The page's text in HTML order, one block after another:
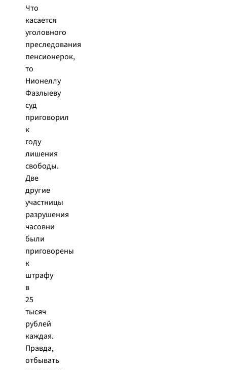
Что
касается
уголовного
преследования
пенсионерок,
то
Нионеллу
Фазлыеву
суд
приговорил
к
году
лишения
свободы.
Две
другие
участницы
разрушения
часовни
были
приговорены
к
штрафу
в
25
тысяч
рублей
каждая.
Правда,
отбывать